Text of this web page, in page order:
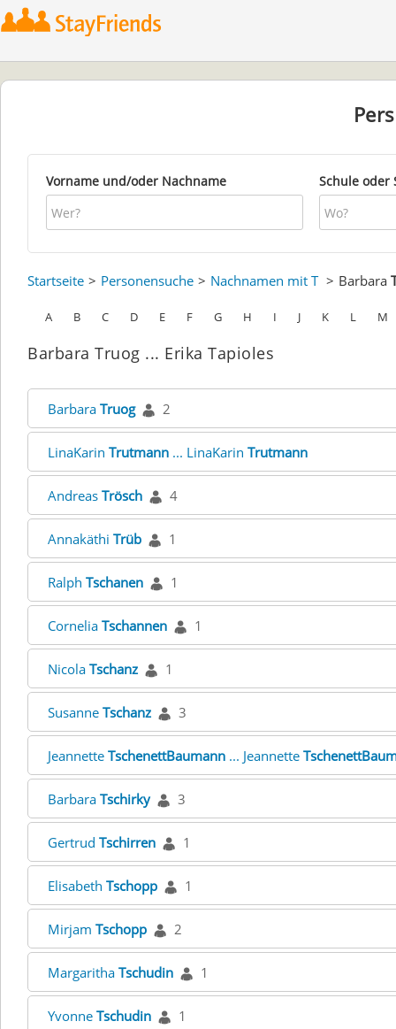
Vorname und/oder Nachname Schule oder
Startseite Personensuche Nachnamen mit T Barbara
A B C D E F G H I J K L M
Barbara Truog ... Erika Tapioles
Barbara Truog 2
LinaKarin Trutmann ... LinaKarin Trutmann
Andreas Trösch 4
Annakäthi Trüb 1
Ralph Tschanen 1
Cornelia Tschannen 1
Nicola Tschanz 1
Susanne Tschanz 3
Jeannette TschenettBaumann ... Jeannette
Barbara Tschirky 3
Gertrud Tschirren 1
Elisabeth Tschopp 1
Mirjam Tschopp 2
Margaritha Tschudin 1
Yvonne Tschudin 1